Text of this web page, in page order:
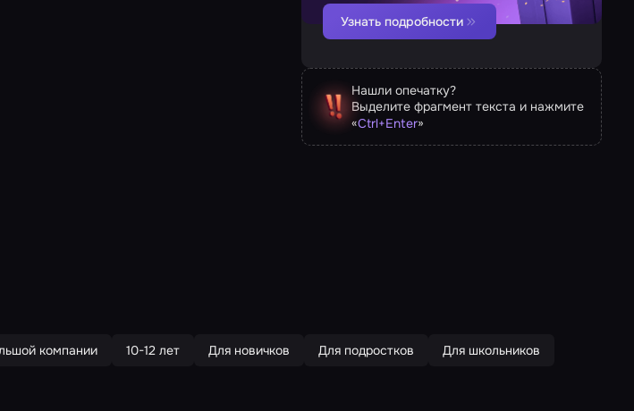
Узнать подробности
Нашли опечатку?
Выделите фрагмент текста и нажмите
«Ctrl+Enter»
компании 10-12 лет Для новичков Для подростков Для школьников